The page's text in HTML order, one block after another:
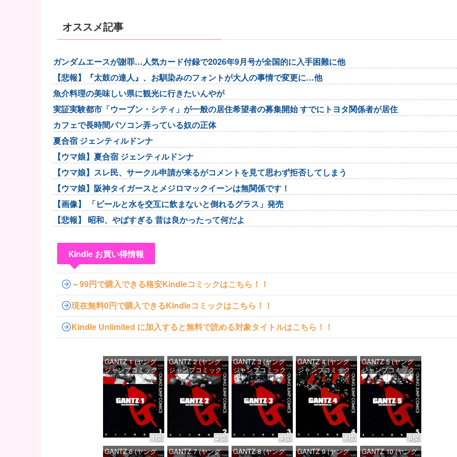
オススメ記事
ガンダムエースが謝罪…人気カード付録で2026年9月号が全国的に入手困難に他
【悲報】『太鼓の達人』、お馴染みのフォントが大人の事情で変更に…他
魚介料理の美味しい県に観光に行きたいんやが
実証実験都市「ウーブン・シティ」が一般の居住希望者の募集開始 すでにトヨタ関係者が居住
カフェで長時間パソコン弄っている奴の正体
夏合宿 ジェンティルドンナ
【ウマ娘】夏合宿 ジェンティルドンナ
【ウマ娘】スレ民、サークル申請が来るがコメントを見て思わず拒否してしまう
【ウマ娘】阪神タイガースとメジロマックイーンは無関係です！
【画像】 「ビールと水を交互に飲まないと倒れるグラス」発売
【悲報】 昭和、やばすぎる 昔は良かったって何だよ
Kindle お買い得情報
～99円で購入できる格安Kindleコミックはこちら！！
現在無料0円で購入できるKindleコミックはこちら！！
Kindle Unlimited に加入すると無料で読める対象タイトルはこちら！！
1位
GANTZ 1 (ヤング
ジャンプコミック
スDIGITAL)
価格：¥100
2位
GANTZ 2 (ヤング
ジャンプコミック
スDIGITAL)
価格：¥100
3位
GANTZ 3 (ヤング
ジャンプコミック
スDIGITAL)
価格：¥100
4位
GANTZ 4 (ヤング
ジャンプコミック
スDIGITAL)
価格：¥100
5位
GANTZ 5 (ヤング
ジャンプコミック
スDIGITAL)
価格：¥100
GANTZ 6 (ヤング
GANTZ 7 (ヤング
GANTZ 8 (ヤング
GANTZ 9 (ヤング
GANTZ 10 (ヤング